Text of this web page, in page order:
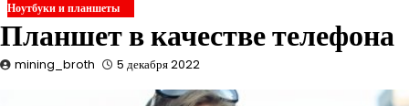
Ноутбуки и планшеты
Планшет в качестве телефона
mining_broth 5 декабря 2022